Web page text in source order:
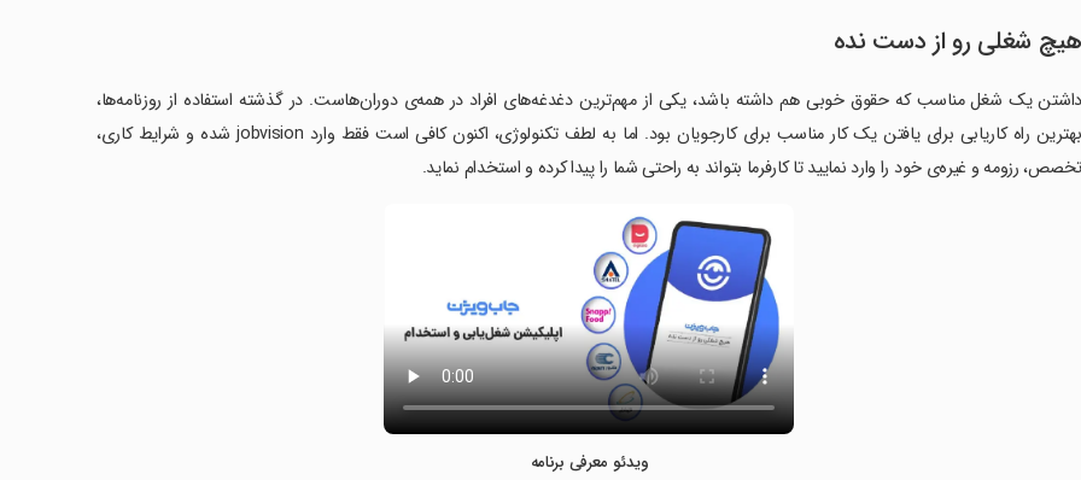
هیچ شغلی رو از دست نده
داشتن یک شغل مناسب که حقوق خوبی هم داشته باشد، یکی از مهم‌ترین دغدغه‌های افراد در همه‌ی دوران‌هاست. در گذشته استفاده از روزنامه‌ها،
بهترین راه کاریابی برای یافتن یک کار مناسب برای کارجویان بود. اما به لطف تکنولوژی، اکنون کافی است فقط وارد jobvision شده و شرایط کاری،
تخصص، رزومه و غیره‌ی خود را وارد نمایید تا کارفرما بتواند به راحتی شما را پیدا کرده و استخدام نماید.
ویدئو معرفی برنامه